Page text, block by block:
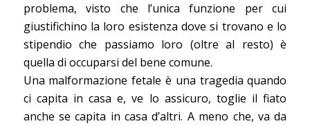
problema, visto che l’unica funzione per cui
giustifichino la loro esistenza dove si trovano e lo
stipendio che passiamo loro (oltre al resto) è
quella di occuparsi del bene comune.
Una malformazione fetale è una tragedia quando
ci capita in casa e, ve lo assicuro, toglie il fiato
anche se capita in casa d’altri. A meno che, va da